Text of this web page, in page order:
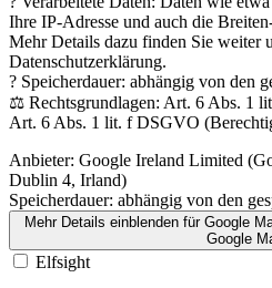
Ihre IP-Adresse und auch die
Mehr Details dazu finden Sie weiter
Datenschutzerklärung.
? Speicherdauer: abhängig von den
⚖️ Rechtsgrundlagen: Art. 6 Abs. 1
Art. 6 Abs. 1 lit. f DSGVO
Anbieter: Google Ireland Limited
Dublin 4, Irland)
Speicherdauer: abhängig von den
Mehr Details einblendenfür Google
Google
Elfsight